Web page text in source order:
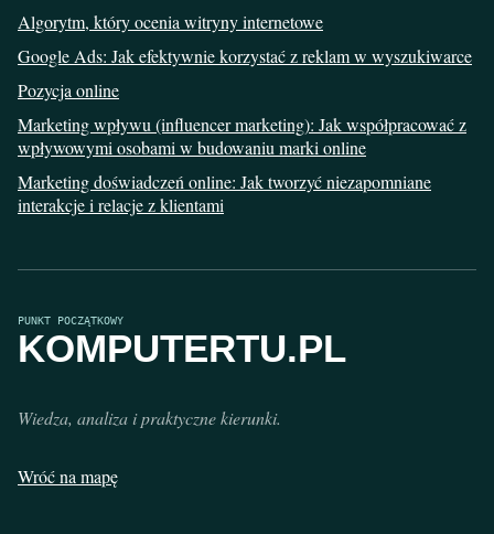
Algorytm, który ocenia witryny internetowe
Google Ads: Jak efektywnie korzystać z reklam w wyszukiwarce
Pozycja online
Marketing wpływu (influencer marketing): Jak współpracować z
wpływowymi osobami w budowaniu marki online
Marketing doświadczeń online: Jak tworzyć niezapomniane
interakcje i relacje z klientami
PUNKT POCZĄTKOWY
KOMPUTERTU.PL
Wiedza, analiza i praktyczne kierunki.
Wróć na mapę